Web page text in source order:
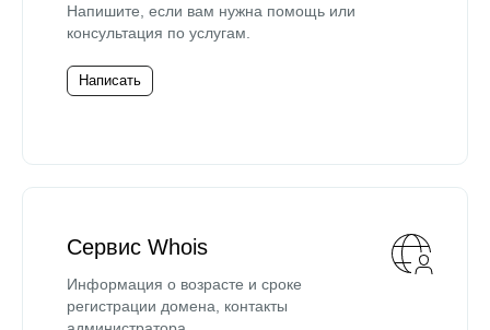
Напишите, если вам нужна помощь или
консультация по услугам.
Написать
Сервис Whois
Информация о возрасте и сроке
регистрации домена, контакты